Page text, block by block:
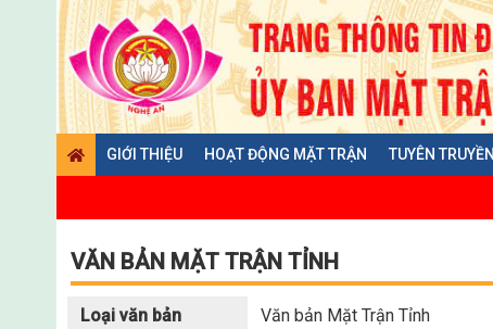
GIỚI THIỆU HOẠT ĐỘNG MẶT TRẬN TUYÊN TRUYỀN
VĂN BẢN MẶT TRẬN TỈNH
Loại văn bản
Văn bản Mặt Trận Tỉnh